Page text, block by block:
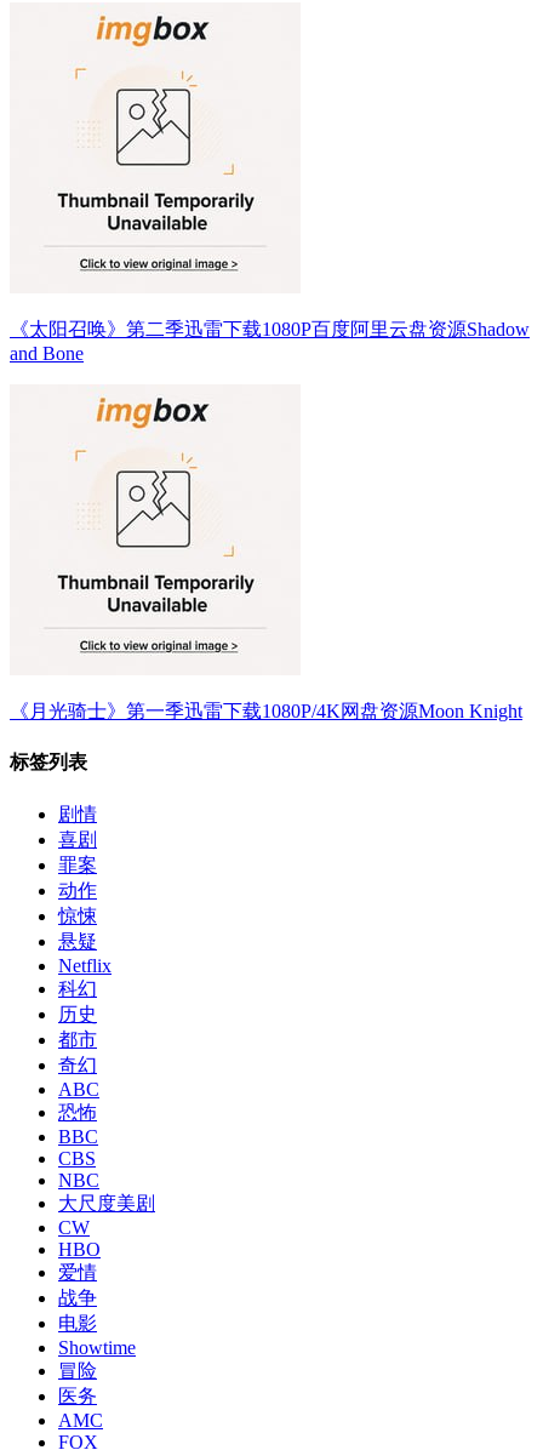
《太阳召唤》第二季迅雷下载1080P百度阿里云盘资源Shadow
and Bone
《月光骑士》第一季迅雷下载1080P/4K网盘资源Moon Knight
标签列表
剧情
喜剧
罪案
动作
惊悚
悬疑
Netflix
科幻
历史
都市
奇幻
ABC
恐怖
BBC
CBS
NBC
大尺度美剧
CW
HBO
爱情
战争
电影
Showtime
冒险
医务
AMC
FOX